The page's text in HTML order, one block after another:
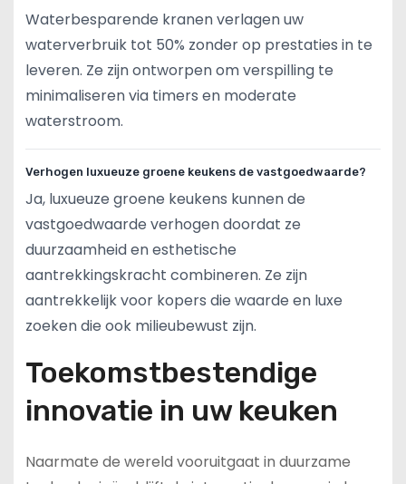
Waterbesparende kranen verlagen uw
waterverbruik tot 50% zonder op prestaties in te
leveren. Ze zijn ontworpen om verspilling te
minimaliseren via timers en moderate
waterstroom.
Verhogen luxueuze groene keukens de vastgoedwaarde?
Ja, luxueuze groene keukens kunnen de
vastgoedwaarde verhogen doordat ze
duurzaamheid en esthetische
aantrekkingskracht combineren. Ze zijn
aantrekkelijk voor kopers die waarde en luxe
zoeken die ook milieubewust zijn.
Toekomstbestendige
innovatie in uw keuken
Naarmate de wereld vooruitgaat in duurzame